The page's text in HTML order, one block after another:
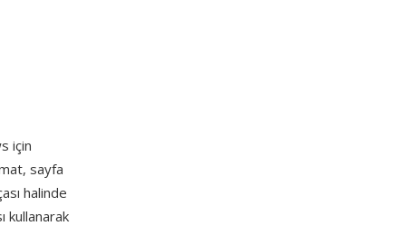
için
sayfa
halinde
kullanarak